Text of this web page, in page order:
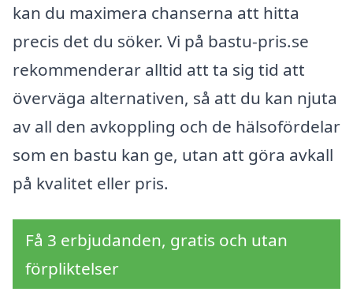
kan du maximera chanserna att hitta
precis det du söker. Vi på bastu-pris.se
rekommenderar alltid att ta sig tid att
överväga alternativen, så att du kan njuta
av all den avkoppling och de hälsofördelar
som en bastu kan ge, utan att göra avkall
på kvalitet eller pris.
Få 3 erbjudanden, gratis och utan
förpliktelser